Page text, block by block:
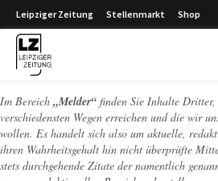
Leipziger Zeitung Stellenmarkt Shop
Im Bereich „Melder“ finden Sie Inhalte
verschiedensten Wegen erreichen und die wir
wollen. Es handelt sich also um aktuelle,
ihren Wahrheitsgehalt hin nicht überprüfte
stets durchgehende Zitate der namentlich